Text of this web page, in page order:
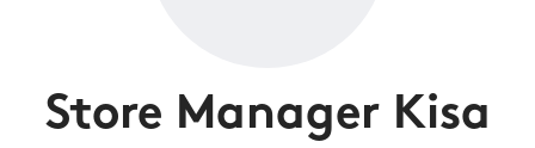
Store Manager Kisa